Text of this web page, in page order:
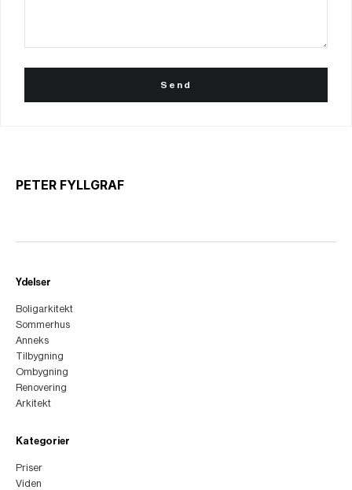
PETER FYLLGRAF
Ydelser
Boligarkitekt
Sommerhus
Anneks
Tilbygning
Ombygning
Renovering
Arkitekt
Kategorier
Priser
Viden